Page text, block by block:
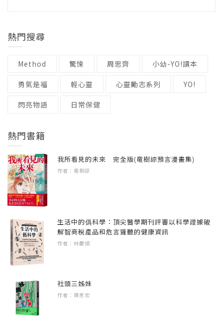
延續第一集的理財觀念，小豫和樂蒂進一步合
司！小豫找到了一種能創造流行的新商品，卻
價求業績、搶客人各種招式不斷，更影響了小
豫的創業意志……在經營公司的過程中，小豫
適時反擊對手，不只激勵她經營管理的潛能，
《理財小達人養成記3：AI時代的金頭腦》
財富不是用來揮霍的紅利，而是給人更多選擇
的權力！
小豫和同學們前往科技公司體驗AI元宇宙的
「火星計畫」，有人卻不小心把機器弄壞了！
一群小學生為了償還龐大的損害費用，他們踏
出舒適圈、嘗試「當網紅」，以及接觸虛擬貨
幣的致富資訊，參與社區的合作活動……。本
集故事聚焦在整合內部和外部資源，以
「SDG1 終結貧窮」為主軸出發，加強危機管
因為擁有金錢比失去金錢讓人快樂多了！但是
是必須認識、理解金錢在我們生活周遭的運作
——包括知道它是什麼、怎麼來又怎麼去、有
愈熟悉這些大人們口中的「經濟法則」，將來
會遇到的大小事，幫助小朋友們慢慢建立金融
商業概念，以及良好的理財習慣；雖然了解大
人的世界看似很複雜，但實際的原理和原則卻
很簡單。只要你們肯多觀察、多研究、多找父
母師長討論，不管現在幾歲，一樣能成為理財
領域的專家。
接下來你也許想問：小朋友真的有能力賺錢
索、體驗。而幸運的是，眼下就有一個機會，
讓讀者不用親身實驗，可以跟著本書主角小豫
的腳步，看著她如何設立目標，擬定行動計
適讀年齡 / 8~12
熱門搜尋
Method 驚悚 周思齊 小幼-YO!讀本
勇氣是福 輕心靈 心靈勵志系列 YO!
閃亮物語 日常保健
熱門書籍
我所看見的未來 完全版(竜樹諒預言漫畫集)
作者：竜樹諒
生活中的僞科學：頂尖醫學期刊評審以科學證據破
解智商稅產品和危言聳聽的健康資訊
作者：林慶順
社頭三姊妹
作者：陳思宏